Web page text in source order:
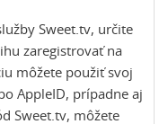
Sweet.tv, určite
zaregistrovať na
môžete použiť svoj
AppleID, prípadne aj
Sweet.tv, môžete